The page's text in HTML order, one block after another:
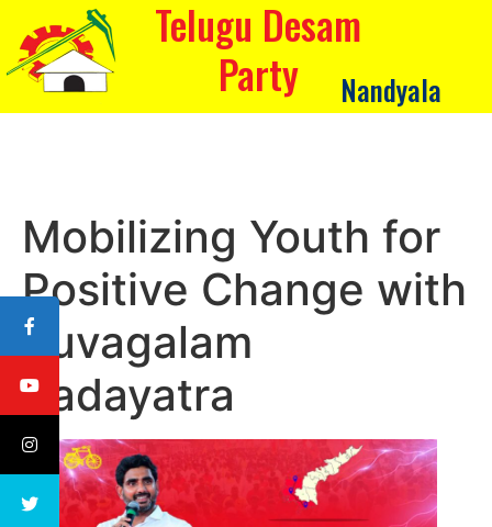
Telugu Desam
Party
Nandyala
Mobilizing Youth for
Positive Change with
Yuvagalam
Padayatra